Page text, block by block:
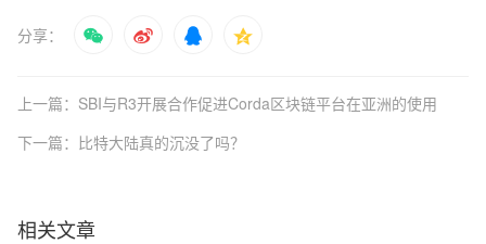
分享：
上一篇：SBI与R3开展合作促进Corda区块链平台在亚洲的使用
下一篇：比特大陆真的沉没了吗？
相关文章